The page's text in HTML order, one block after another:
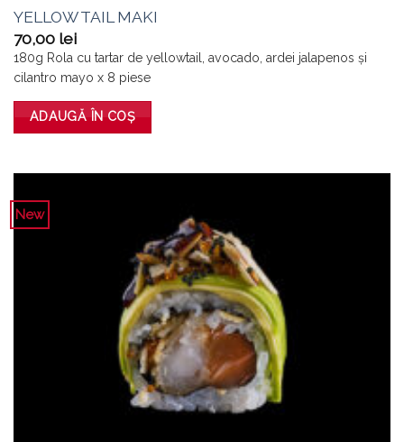
YELLOW TAIL MAKI
70,00 lei
180g Rola cu tartar de yellowtail, avocado, ardei jalapenos şi
cilantro mayo x 8 piese
ADAUGĂ ÎN COȘ
New